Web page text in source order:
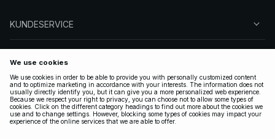
KUNDESERVICE
FØLG OSS
LOVLIG